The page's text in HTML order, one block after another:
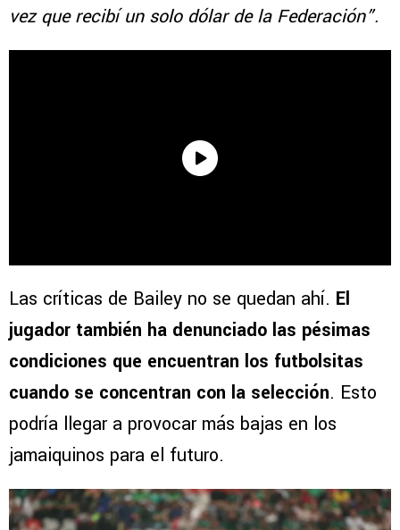
vez que recibí un solo dólar de la Federación”.
Las críticas de Bailey no se quedan ahí. El
jugador también ha denunciado las pésimas
condiciones que encuentran los futbolsitas
cuando se concentran con la selección. Esto
podría llegar a provocar más bajas en los
jamaiquinos para el futuro.